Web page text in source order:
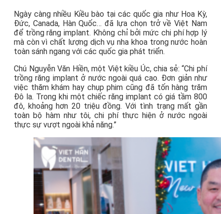
Ngày càng nhiều Kiều bào tại các quốc gia như Hoa Kỳ,
Đức, Canada, Hàn Quốc… đã lựa chọn trở về Việt Nam
để trồng răng implant. Không chỉ bởi mức chi phí hợp lý
mà còn vì chất lượng dịch vụ nha khoa trong nước hoàn
toàn sánh ngang với các quốc gia phát triển.
Chú Nguyễn Văn Hiền, một Việt kiều Úc, chia sẻ: “Chi phí
trồng răng implant ở nước ngoài quá cao. Đơn giản như
việc thăm khám hay chụp phim cũng đã tốn hàng trăm
Đô la. Trong khi một chiếc răng implant có giá tầm 800
đô, khoảng hơn 20 triệu đồng. Với tình trạng mất gần
toàn bộ hàm như tôi, chi phí thực hiện ở nước ngoài
thực sự vượt ngoài khả năng.”